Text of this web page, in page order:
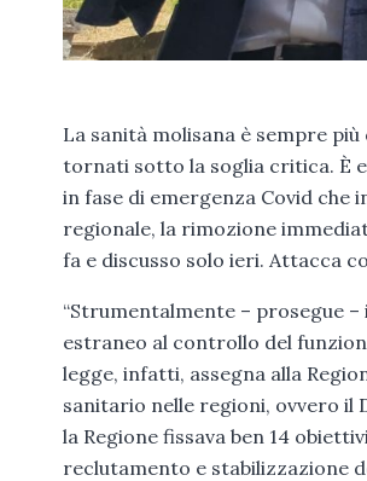
La sanità molisana è sempre
tornati sotto la soglia critica. È
in fase di emergenza Covid che
regionale, la rimozione
fa e discusso solo ieri. Attacca
“Strumentalmente – prosegue
estraneo al controllo del
legge, infatti, assegna alla
sanitario nelle regioni, ovvero il
la Regione fissava ben 14
reclutamento e stabilizzazione